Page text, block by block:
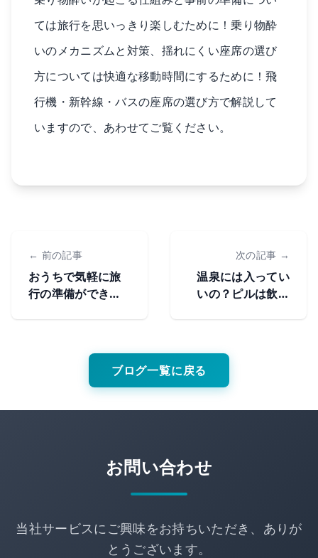
ては旅行を思いっきり楽しむために！乗り物酔
いのメカニズムと対策、揺れにくい座席の選び
方については快適な移動時間にするために！飛
行機・新幹線・バスの座席の選び方で解説して
いますので、あわせてご覧ください。
← 前の記事
おうちで気軽に旅
行の準備ができ
次の記事 →
温泉には入ってい
いの？ピルは飲む
ブログ一覧に戻る
お問い合わせ
当社サービスにご興味をお持ちいただき、ありが
とうございます。